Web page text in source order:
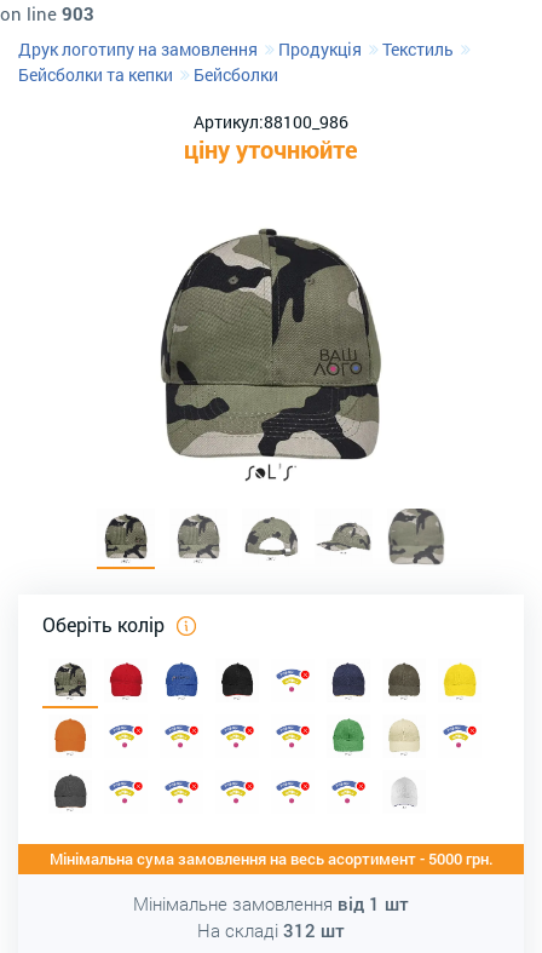
on line 903
Друк логотипу на замовлення Продукція
Текстиль
Бейсболки та кепки
Бейсболки
Артикул:88100_986
ціну уточнюйте
Оберіть колір
Мінімальна сума замовлення на весь асортимент - 5000 грн.
Мінімальне замовлення від 1 шт
На складі 312 шт